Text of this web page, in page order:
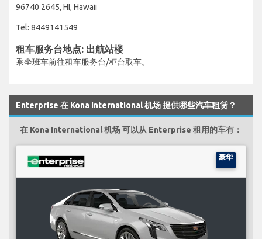
96740 2645, HI, Hawaii
Tel: 8449141549
租车服务台地点: 出航站楼
乘坐班车前往租车服务台/柜台取车。
Enterprise 在 Kona International 机场 提供哪些汽车租赁？
在 Kona International 机场 可以从 Enterprise 租用的车有：
豪华